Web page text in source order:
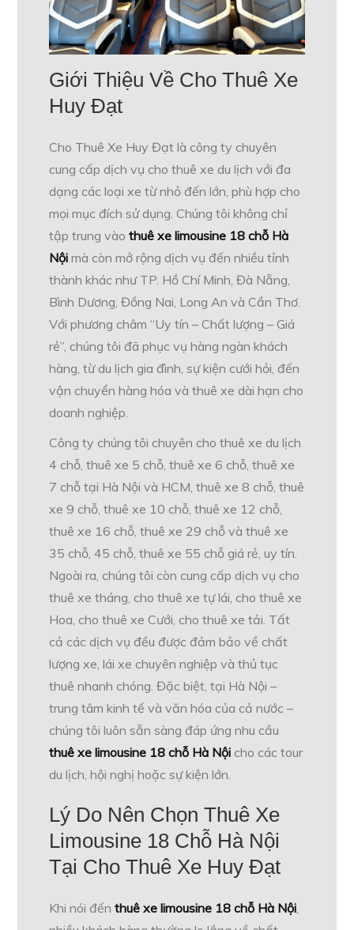
Giới Thiệu Về Cho Thuê Xe
Huy Đạt
Cho Thuê Xe Huy Đạt là công ty chuyên
cung cấp dịch vụ cho thuê xe du lịch với đa
dạng các loại xe từ nhỏ đến lớn, phù hợp cho
mọi mục đích sử dụng. Chúng tôi không chỉ
tập trung vàothuê xe limousine 18 chỗ Hà
Nội mà còn mở rộng dịch vụ đến nhiều tỉnh
thành khác như TP. Hồ Chí Minh, Đà Nẵng,
Bình Dương, Đồng Nai, Long An và Cần Thơ.
Với phương châm “Uy tín – Chất lượng – Giá
rẻ”, chúng tôi đã phục vụ hàng ngàn khách
hàng, từ du lịch gia đình, sự kiện cưới hỏi, đến
vận chuyển hàng hóa và thuê xe dài hạn cho
doanh nghiệp.
Công ty chúng tôi chuyên cho thuê xe du lịch
4 chỗ, thuê xe 5 chỗ, thuê xe 6 chỗ, thuê xe
7 chỗ tại Hà Nội và HCM, thuê xe 8 chỗ, thuê
xe 9 chỗ, thuê xe 10 chỗ, thuê xe 12 chỗ,
thuê xe 16 chỗ, thuê xe 29 chỗ và thuê xe
35 chỗ, 45 chỗ, thuê xe 55 chỗ giá rẻ, uy tín.
Ngoài ra, chúng tôi còn cung cấp dịch vụ cho
thuê xe tháng, cho thuê xe tự lái, cho thuê xe
Hoa, cho thuê xe Cưới, cho thuê xe tải. Tất
cả các dịch vụ đều được đảm bảo về chất
lượng xe, lái xe chuyên nghiệp và thủ tục
thuê nhanh chóng. Đặc biệt, tại Hà Nội –
trung tâm kinh tế và văn hóa của cả nước –
chúng tôi luôn sẵn sàng đáp ứng nhu cầu
thuê xe limousine 18 chỗ Hà Nội cho các tour
du lịch, hội nghị hoặc sự kiện lớn.
Lý Do Nên Chọn Thuê Xe
Limousine 18 Chỗ Hà Nội
Tại Cho Thuê Xe Huy Đạt
Khi nói đếnthuê xe limousine 18 chỗ Hà Nội,